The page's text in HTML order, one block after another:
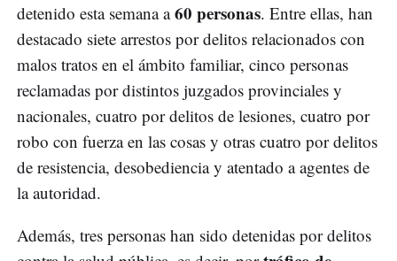
detenido esta semana a60 personas. Entre ellas, han
destacado siete arrestos por delitos relacionados con
malos tratos en el ámbito familiar, cinco personas
reclamadas por distintos juzgados provinciales y
nacionales, cuatro por delitos de lesiones, cuatro por
robo con fuerza en las cosas y otras cuatro por delitos
de resistencia, desobediencia y atentado a agentes de
la autoridad.
Además, tres personas han sido detenidas por delitos